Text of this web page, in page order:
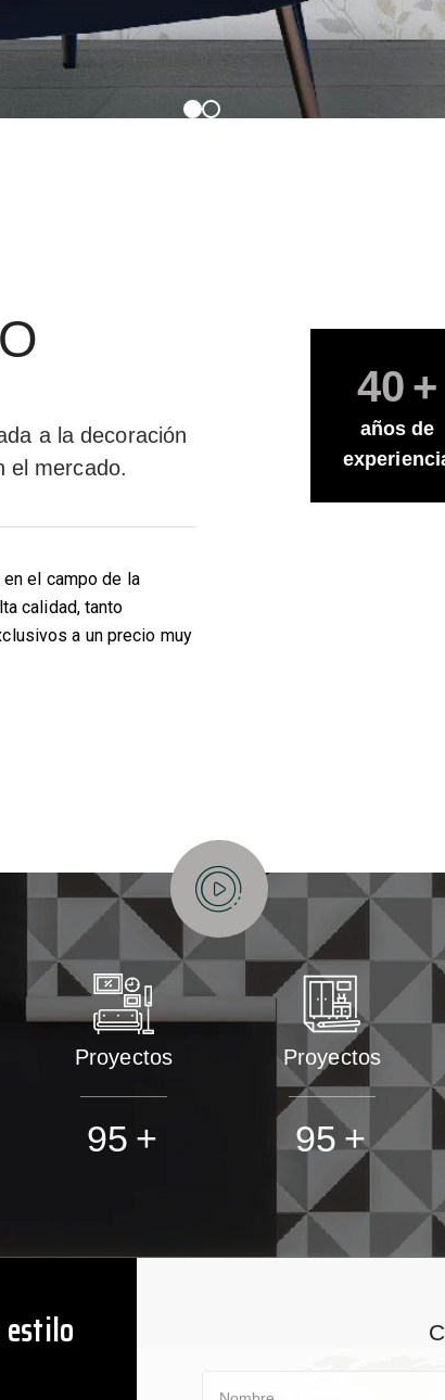
a la decoración
el mercado.
el campo de la
calidad, tanto
a un precio muy
40 +
años de
Proyectos
100+
Proyectos
100+
estilo